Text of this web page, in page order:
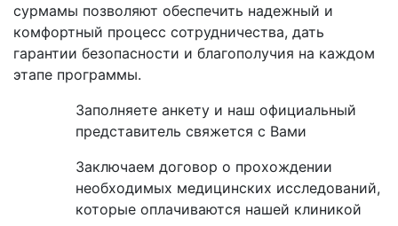
сурмамы позволяют обеспечить надежный и
комфортный процесс сотрудничества, дать
гарантии безопасности и благополучия на каждом
этапе программы.
Заполняете анкету и наш официальный
представитель свяжется с Вами
Заключаем договор о прохождении
необходимых медицинских исследований,
которые оплачиваются нашей клиникой